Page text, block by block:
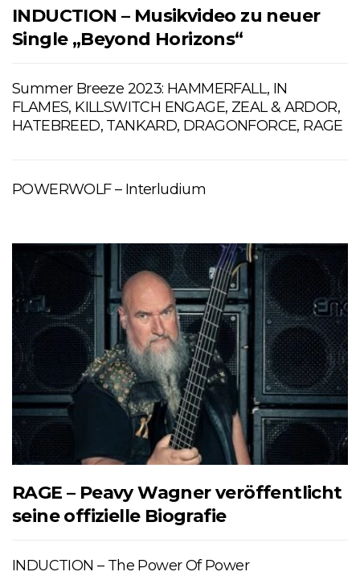
INDUCTION – Musikvideo zu neuer
Single „Beyond Horizons“
Summer Breeze 2023: HAMMERFALL, IN
FLAMES, KILLSWITCH ENGAGE, ZEAL & ARDOR,
HATEBREED, TANKARD, DRAGONFORCE, RAGE
POWERWOLF – Interludium
RAGE – Peavy Wagner veröffentlicht
seine offizielle Biografie
INDUCTION – The Power Of Power